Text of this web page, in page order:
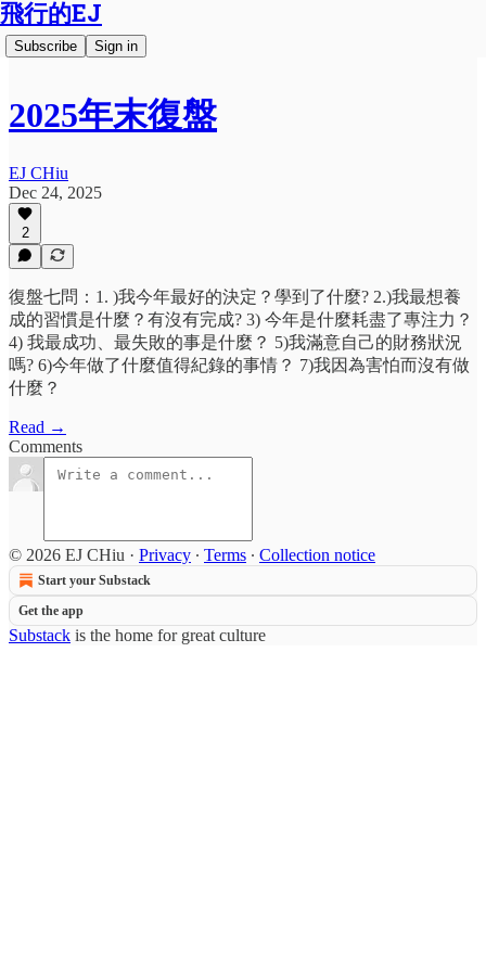
飛行的EJ
Subscribe Sign in
2025年末復盤
EJ CHiu
Dec 24, 2025
2
復盤七問：1. )我今年最好的決定？學到了什麼? 2.)我最想養
成的習慣是什麼？有沒有完成? 3) 今年是什麼耗盡了專注力？
4) 我最成功、最失敗的事是什麼？ 5)我滿意自己的財務狀況
嗎? 6)今年做了什麼值得紀錄的事情？ 7)我因為害怕而沒有做
什麼？
Read →
Comments
© 2026 EJ CHiu · Privacy ∙ Terms ∙ Collection notice
Start your Substack
Get the app
Substack is the home for great culture